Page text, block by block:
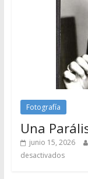
Fotografía
Una
junio 15, 2026
desactivados